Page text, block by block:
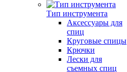
Тип инструмента
Аксессуары для
спиц
Круговые спицы
Крючки
Лески для
съемных спиц